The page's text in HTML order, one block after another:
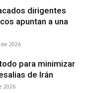
dirigentes
apuntan a una
2026
para minimizar
de Irán
2026